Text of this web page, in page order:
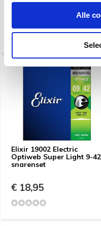
Alle
Elixir 19002 Electric
Optiweb Super Light 9-42
snarenset
€ 18,95